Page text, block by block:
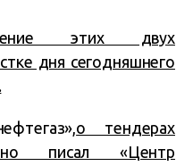
этих двух
дня сегодняшнего
о тендерах
писал «Центр